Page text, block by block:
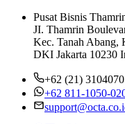
Pusat Bisnis
JI. Thamrin
Kec. Tanah Abang,
DKI Jakarta 10230
+62 (21) 3104070
+62 811-1050-